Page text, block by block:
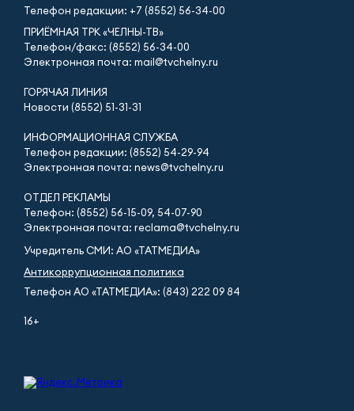
Телефон редакции: +7 (8552) 56-34-00
ПРИЁМНАЯ ТРК «ЧЕЛНЫ-ТВ»
Телефон/факс: (8552) 56-34-00
Электронная почта: mail@tvchelny.ru
ГОРЯЧАЯ ЛИНИЯ
Новости (8552) 51-31-31
ИНФОРМАЦИОННАЯ СЛУЖБА
Телефон редакции: (8552) 54-29-94
Электронная почта: news@tvchelny.ru
ОТДЕЛ РЕКЛАМЫ
Телефон: (8552) 56-15-09, 54-07-90
Электронная почта: reclama@tvchelny.ru
Учредитель СМИ: АО «ТАТМЕДИА»
Антикоррупционная политика
Телефон АО «ТАТМЕДИА»: (843) 222 09 84
16+